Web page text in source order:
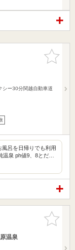
お気に入
りに追加
シー30分関越自動車道
呂を日帰りでも利用
温泉 ph値9、8とだ…
お気に入
りに追加
温泉